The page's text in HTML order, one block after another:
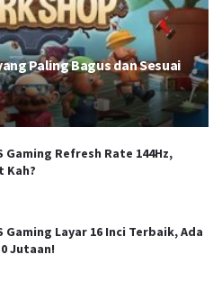
Paling Bagus dan Sesuai
Gaming Refresh Rate 144Hz,
Kah?
Gaming Layar 16 Inci Terbaik, Ada
Jutaan!